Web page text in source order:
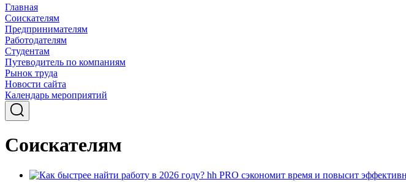
Главная
Соискателям
Предпринимателям
Работодателям
Студентам
Путеводитель по компаниям
Рынок труда
Новости сайта
Календарь мероприятий
Соискателям